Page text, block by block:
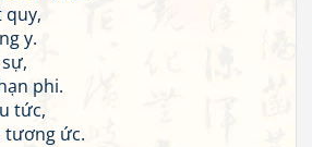
quy,
y.
phi.
tức,
tương ức.